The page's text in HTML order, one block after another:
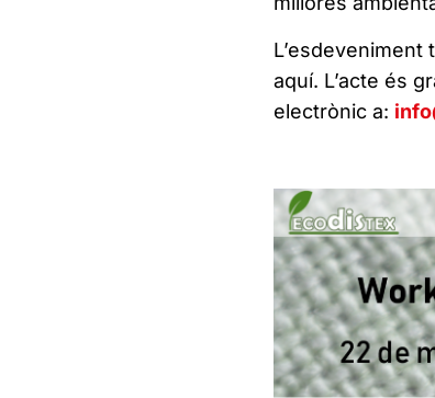
L’esdeveniment
aquí. L’acte és
electrònic a: